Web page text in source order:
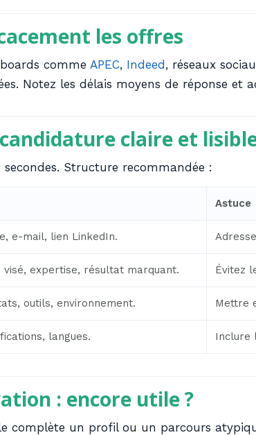
les offres
comme APEC, Indeed , réseaux
Notez les délais moyens de réponse et
claire et
Structure recommandée :
Astuce
e-mail, lien LinkedIn.
visé, expertise, résultat marquant. Évitez
outils, environnement. Mettre
langues. Inclure
: encore utile ?
complète un profil ou un parcours